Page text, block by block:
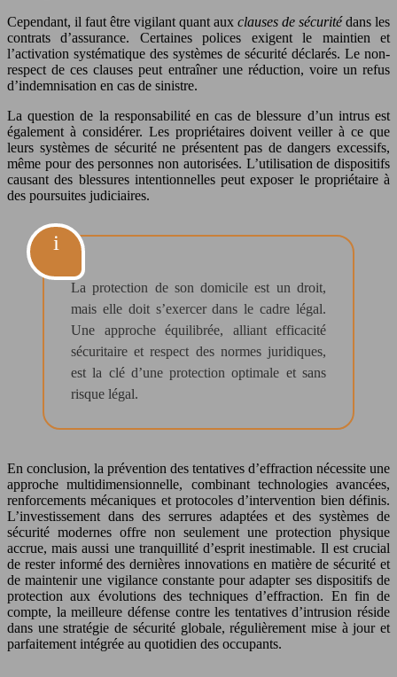
Cependant, il faut être vigilant quant aux clauses de sécuritédans les
contrats d’assurance. Certaines polices exigent le maintien et
l’activation systématique des systèmes de sécurité déclarés. Le non-
respect de ces clauses peut entraîner une réduction, voire un refus
d’indemnisation en cas de sinistre.
La question de la responsabilité en cas de blessure d’un intrus est
également à considérer. Les propriétaires doivent veiller à ce que
leurs systèmes de sécurité ne présentent pas de dangers excessifs,
même pour des personnes non autorisées. L’utilisation de dispositifs
causant des blessures intentionnelles peut exposer le propriétaire à
des poursuites judiciaires.
La protection de son domicile est un droit,
mais elle doit s’exercer dans le cadre légal.
Une approche équilibrée, alliant efficacité
sécuritaire et respect des normes juridiques,
est la clé d’une protection optimale et sans
risque légal.
En conclusion, la prévention des tentatives d’effraction nécessite une
approche multidimensionnelle, combinant technologies avancées,
renforcements mécaniques et protocoles d’intervention bien définis.
L’investissement dans des serrures adaptées et des systèmes de
sécurité modernes offre non seulement une protection physique
accrue, mais aussi une tranquillité d’esprit inestimable. Il est crucial
de rester informé des dernières innovations en matière de sécurité et
de maintenir une vigilance constante pour adapter ses dispositifs de
protection aux évolutions des techniques d’effraction. En fin de
compte, la meilleure défense contre les tentatives d’intrusion réside
dans une stratégie de sécurité globale, régulièrement mise à jour et
parfaitement intégrée au quotidien des occupants.